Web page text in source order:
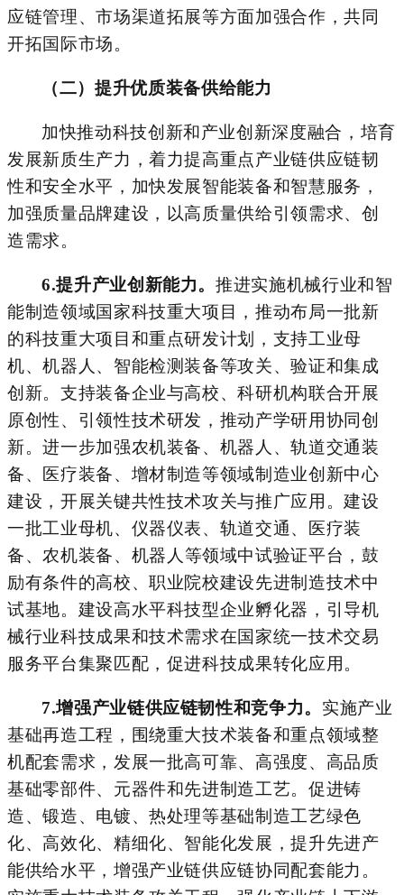
应链管理、市场渠道拓展等方面加强合作，共同
开拓国际市场。
（二）提升优质装备供给能力
加快推动科技创新和产业创新深度融合，培育
发展新质生产力，着力提高重点产业链供应链韧
性和安全水平，加快发展智能装备和智慧服务，
加强质量品牌建设，以高质量供给引领需求、创
造需求。
6.提升产业创新能力。推进实施机械行业和智
能制造领域国家科技重大项目，推动布局一批新
的科技重大项目和重点研发计划，支持工业母
机、机器人、智能检测装备等攻关、验证和集成
创新。支持装备企业与高校、科研机构联合开展
原创性、引领性技术研发，推动产学研用协同创
新。进一步加强农机装备、机器人、轨道交通装
备、医疗装备、增材制造等领域制造业创新中心
建设，开展关键共性技术攻关与推广应用。建设
一批工业母机、仪器仪表、 轨道交通、医疗装
备、农机装备、 机器人 等领域中试验证平台，鼓
励有条件的高校、职业院校建设先进制造技术中
试基地。建设高水平科技型企业孵化器，引导机
械行业科技成果和技术需求在国家统一技术交易
服务平台集聚匹配，促进科技成果转化应用。
7.增强产业链供应链韧性和竞争力。 实施产业
基础再造工程，围绕重大技术装备和重点领域整
机配套需求，发展一批高可靠、高强度、高品质
基础零部件、元器件和先进制造工艺。促进铸
造、锻造、电镀、热处理等基础制造工艺绿色
化、高效化、精细化、智能化发展，提升先进产
能供给水平，增强产业链供应链协同配套能力。